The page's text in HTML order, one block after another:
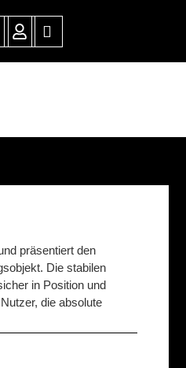
präsentiert den
Die stabilen
in Position und
die absolute